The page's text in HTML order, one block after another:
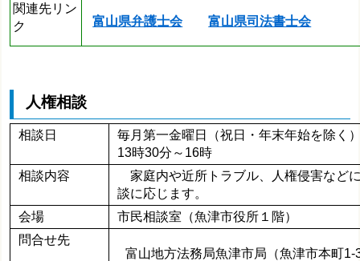
関連先リン
ク
富山県弁護士会 富山県司法書士会
人権相談
相談日
毎月第一金曜日（祝日・年末年始を除
13時30分～16時
相談内容
家庭内や近所トラブル、人権侵害など
談に応じます。
会場
市民相談室（魚津市役所１階）
問合せ先
富山地方法務局魚津市局（魚津市本町1-